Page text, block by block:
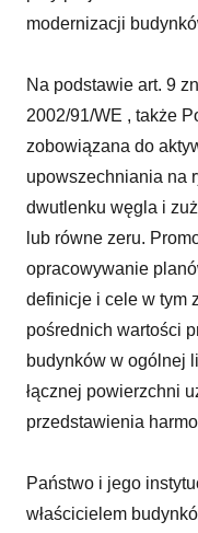
modernizacji
Na podstawie art. 9
2002/91/WE , także
zobowiązana do
upowszechniania na
dwutlenku węgla i
lub równe zeru.
opracowywanie
definicje i cele w tym
pośrednich wartości
budynków w ogólnej
łącznej powierzchni
przedstawienia
Państwo i jego
właścicielem